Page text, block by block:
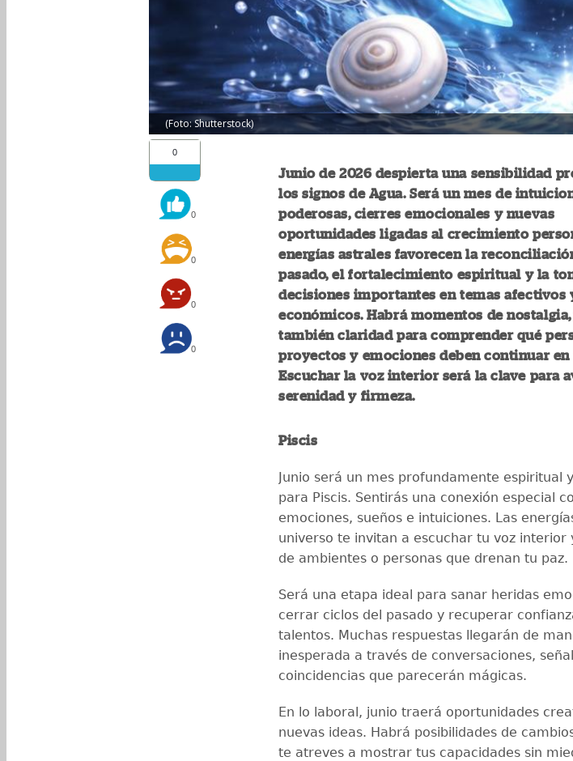
(Foto: Shutterstock)
0
0
0
0
0
Junio de 2026 despierta una sensibilidad
los signos de Agua. Será un mes de
poderosas, cierres emocionales y nuevas
oportunidades ligadas al crecimiento
energías astrales favorecen la
pasado, el fortalecimiento espiritual y la
decisiones importantes en temas afectivos
económicos. Habrá momentos de
también claridad para comprender qué
proyectos y emociones deben continuar en
Escuchar la voz interior será la clave para
serenidad y firmeza.
Piscis
Junio será un mes profundamente espiritual
para Piscis. Sentirás una conexión especial
emociones, sueños e intuiciones. Las
universo te invitan a escuchar tu voz interior
de ambientes o personas que drenan tu paz.
Será una etapa ideal para sanar heridas
cerrar ciclos del pasado y recuperar
talentos. Muchas respuestas llegarán de
inesperada a través de conversaciones,
coincidencias que parecerán mágicas.
En lo laboral, junio traerá oportunidades
nuevas ideas. Habrá posibilidades de
te atreves a mostrar tus capacidades sin